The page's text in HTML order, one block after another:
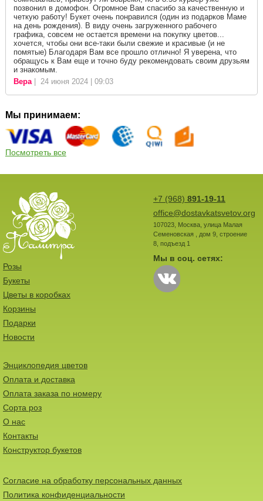
позвонил в домофон. Огромное Вам спасибо за качественную и
четкую работу! Букет очень понравился (один из подарков Маме
на день рождения). В виду очень загруженного рабочего
графика, совсем не остается времени на покупку цветов...
хочется, чтобы они все-таки были свежие и красивые (и не
помятые) Благодаря Вам все прошло отлично! Я уверена, что
обращусь к Вам еще и точно буду рекомендовать своим друзьям
и знакомым.
Вера| 24 июня 2024 | 09:03
Мы принимаем:
Посмотреть все
+7 (968) 891-19-11
office@dostavkatsvetov.org
107023, Москва, улица Малая
Семеновская , дом 9, строение
8, подъезд 1
Мы в соц. сетях:
Розы
Букеты
Цветы в коробках
Корзины
Подарки
Новости
Энциклопедия цветов
Оплата и доставка
Оплата заказа по номеру
Сорта роз
О нас
Контакты
Конструктор букетов
Согласие на обработку персональных данных
Политика конфиденциальности